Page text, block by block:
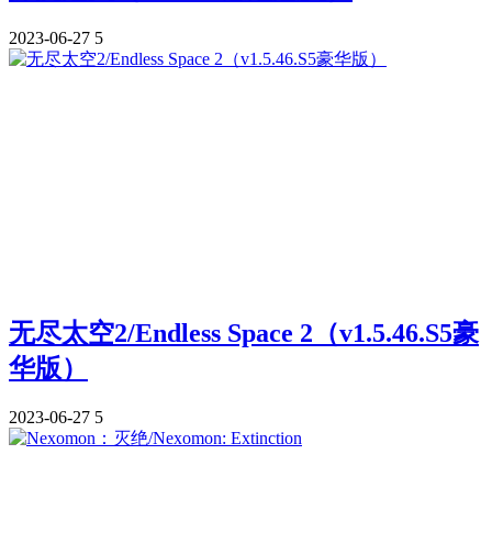
2023-06-27 5
无尽太空2/Endless Space 2（v1.5.46.S5豪
华版）
2023-06-27 5